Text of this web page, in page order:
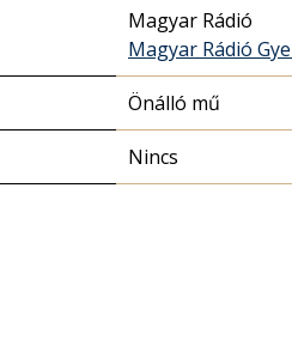
Magyar Rádió
Magyar Rádió
Önálló mű
Nincs